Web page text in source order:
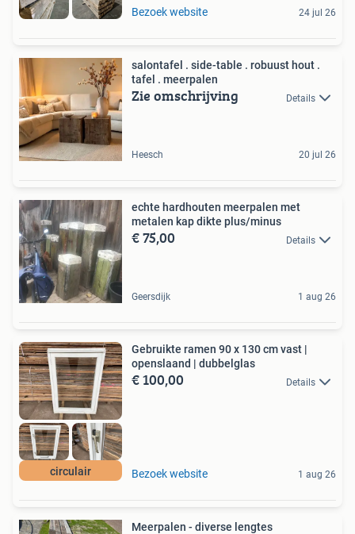
Bezoek website 24 jul 26
salontafel . side-table . robuust hout .
tafel . meerpalen
Zie omschrijving Details
Heesch 20 jul 26
echte hardhouten meerpalen met
metalen kap dikte plus/minus
€ 75,00 Details
Geersdijk 1 aug 26
circulair
Gebruikte ramen 90 x 130 cm vast |
openslaand | dubbelglas
€ 100,00 Details
Bezoek website 1 aug 26
Meerpalen - diverse lengtes